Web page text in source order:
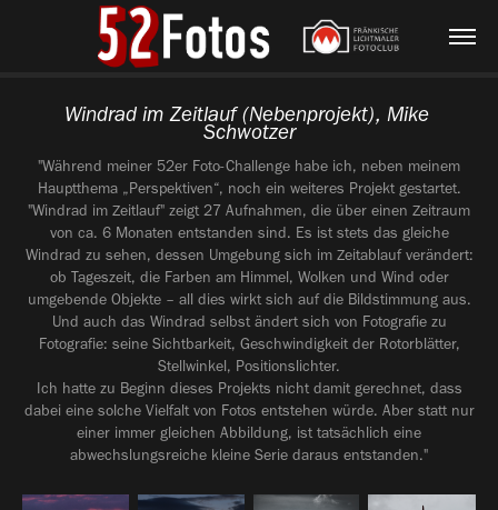
Windrad im Zeitlauf (Nebenprojekt), Mike
Schwotzer
"Während meiner 52er Foto-Challenge habe ich, neben meinem
Hauptthema „Perspektiven“, noch ein weiteres Projekt gestartet.
"Windrad im Zeitlauf" zeigt 27 Aufnahmen, die über einen Zeitraum
von ca. 6 Monaten entstanden sind. Es ist stets das gleiche
Windrad zu sehen, dessen Umgebung sich im Zeitablauf verändert:
ob Tageszeit, die Farben am Himmel, Wolken und Wind oder
umgebende Objekte – all dies wirkt sich auf die Bildstimmung aus.
Und auch das Windrad selbst ändert sich von Fotografie zu
Fotografie: seine Sichtbarkeit, Geschwindigkeit der Rotorblätter,
Stellwinkel, Positionslichter.
Ich hatte zu Beginn dieses Projekts nicht damit gerechnet, dass
dabei eine solche Vielfalt von Fotos entstehen würde. Aber statt nur
einer immer gleichen Abbildung, ist tatsächlich eine
abwechslungsreiche kleine Serie daraus entstanden."